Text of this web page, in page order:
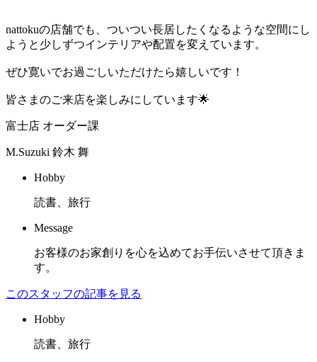
nattokuの店舗でも、ついつい長居したくなるような空間にし
ようと少しずつインテリアや配置を変えています。
ぜひ寛いでお過ごしいただけたら嬉しいです！
皆さまのご来店を楽しみにしています🌟
富士店 オーダー課
M.Suzuki 鈴木 舞
Hobby
読書、旅行
Message
お客様のお家創りを心を込めてお手伝いさせて頂きま
す。
このスタッフの記事を見る
Hobby
読書、旅行